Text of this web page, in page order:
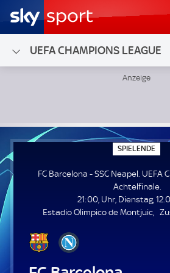
UEFA CHAMPIONS LEAGUE
FC Barcelona - SSC Neapel; UEFA
SPIELENDE
P
E
E
N
FC Barcelona - SSC Neapel. UEFA
Achtelfinale.
21:00, Uhr, Dienstag,
Estadio Olimpico de Montjuic